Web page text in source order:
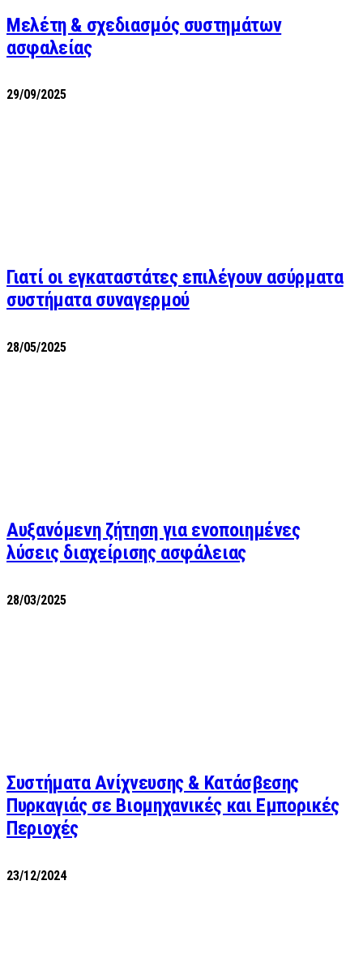
Μελέτη & σχεδιασμός συστημάτων
ασφαλείας
29/09/2025
Γιατί οι εγκαταστάτες επιλέγουν ασύρματα
συστήματα συναγερμού
28/05/2025
Αυξανόμενη ζήτηση για ενοποιημένες
λύσεις διαχείρισης ασφάλειας
28/03/2025
Συστήματα Ανίχνευσης & Κατάσβεσης
Πυρκαγιάς σε Βιομηχανικές και Εμπορικές
Περιοχές
23/12/2024